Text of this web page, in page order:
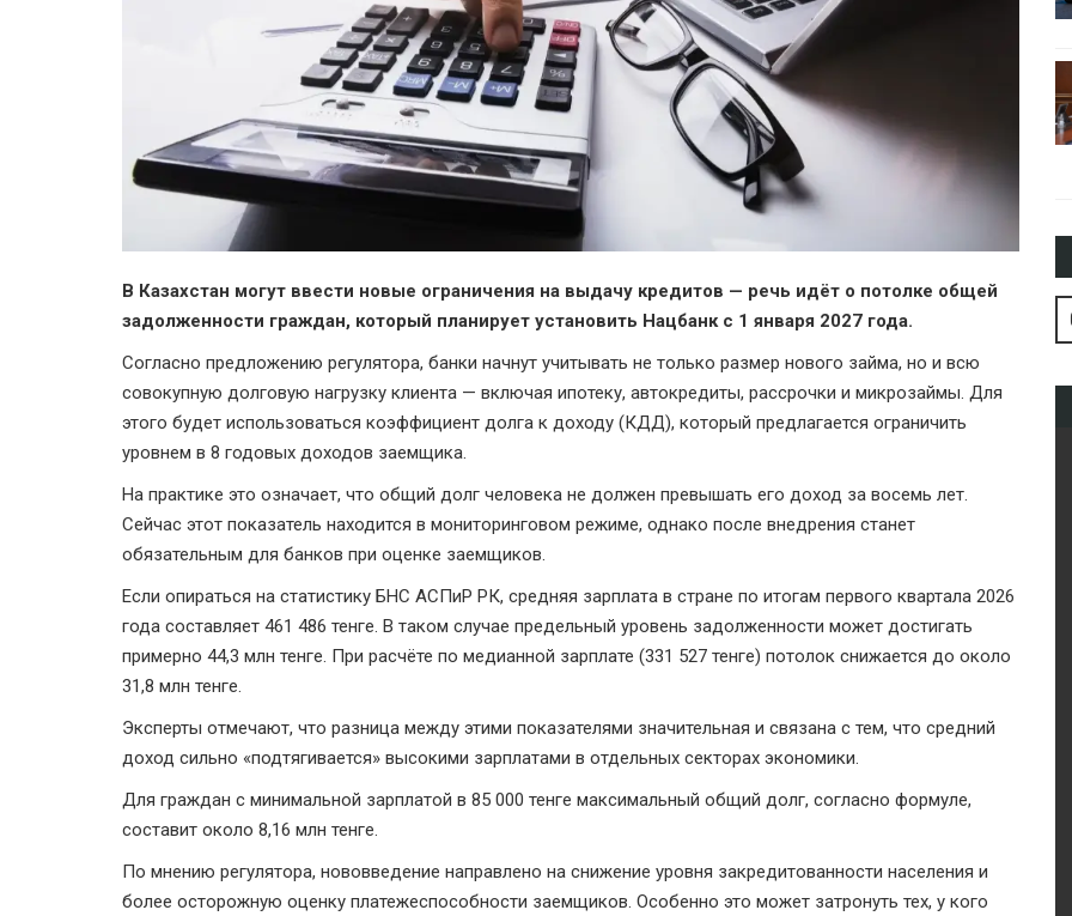
В Казахстан могут ввести новые ограничения на выдачу кредитов — речь идёт о потолке общей
задолженности граждан, который планирует установить Нацбанк с 1 января 2027 года.
Согласно предложению регулятора, банки начнут учитывать не только размер нового займа, но и всю
совокупную долговую нагрузку клиента — включая ипотеку, автокредиты, рассрочки и микрозаймы. Для
этого будет использоваться коэффициент долга к доходу (КДД), который предлагается ограничить
уровнем в 8 годовых доходов заемщика.
На практике это означает, что общий долг человека не должен превышать его доход за восемь лет.
Сейчас этот показатель находится в мониторинговом режиме, однако после внедрения станет
обязательным для банков при оценке заемщиков.
Если опираться на статистику БНС АСПиР РК, средняя зарплата в стране по итогам первого квартала 2026
года составляет 461 486 тенге. В таком случае предельный уровень задолженности может достигать
примерно 44,3 млн тенге. При расчёте по медианной зарплате (331 527 тенге) потолок снижается до около
31,8 млн тенге.
Эксперты отмечают, что разница между этими показателями значительная и связана с тем, что средний
доход сильно «подтягивается» высокими зарплатами в отдельных секторах экономики.
Для граждан с минимальной зарплатой в 85 000 тенге максимальный общий долг, согласно формуле,
составит около 8,16 млн тенге.
По мнению регулятора, нововведение направлено на снижение уровня закредитованности населения и
более осторожную оценку платежеспособности заемщиков. Особенно это может затронуть тех, у кого